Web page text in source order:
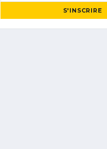
S'INSCRIRE